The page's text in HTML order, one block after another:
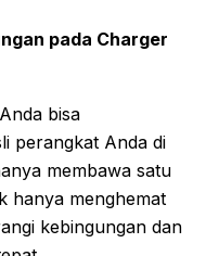
pada Charger
bisa
perangkat Anda di
membawa satu
hanya menghemat
kebingungan dan